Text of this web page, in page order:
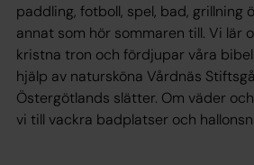
paddling, fotboll, spel, bad, grillning
annat som hör sommaren till. Vi lär
kristna tron och fördjupar våra
hjälp av natursköna Vårdnäs
Östergötlands slätter. Om väder
vi till vackra badplatser och